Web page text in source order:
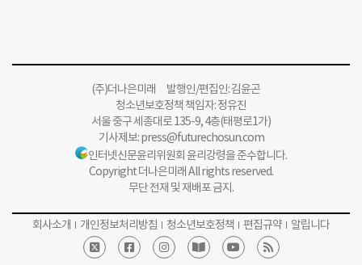
(주)더나은미래 발행인/편집인: 김윤곤
청소년보호정책 책임자: 정유진
서울 중구 세종대로 135-9, 4층(태평로1가)
기사제보:press@futurechosun.com
인터넷신문윤리위원회 윤리강령을 준수합니다.
Copyright 더나은미래 All rights reserved.
무단 전재 및 재배포 금지.
회사소개 개인정보처리방침 청소년보호정책 편집규약 알립니다